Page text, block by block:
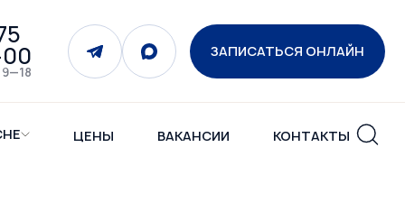
ЗАПИСАТЬСЯ ОНЛАЙН
ЦЕНЫ ВАКАНСИИ КОНТАКТЫ